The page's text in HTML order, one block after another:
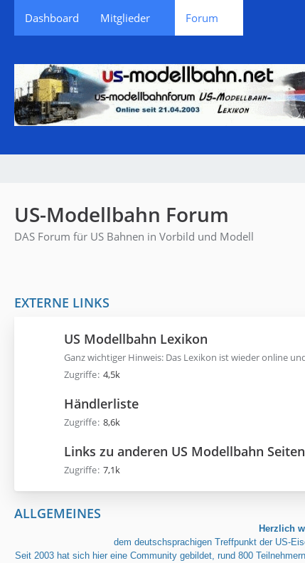
Dashboard Mitglieder Forum
US-Modellbahn Forum
DAS Forum für US Bahnen in Vorbild und Modell
EXTERNE LINKS
US Modellbahn Lexikon
Ganz wichtiger Hinweis: Das Lexikon ist wieder online
Zugriffe 4,5k
Händlerliste
Zugriffe 8,6k
Links zu anderen US Modellbahn Seiten
Zugriffe 7,1k
ALLGEMEINES
Herzlich
dem deutschsprachigen Treffpunkt der US-
Seit 2003 hat sich hier eine Community gebildet, rund 800